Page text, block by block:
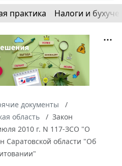
практика Налоги и
документы
область
Закон
2010 г. N 117-ЗСО "О
Саратовской области "Об